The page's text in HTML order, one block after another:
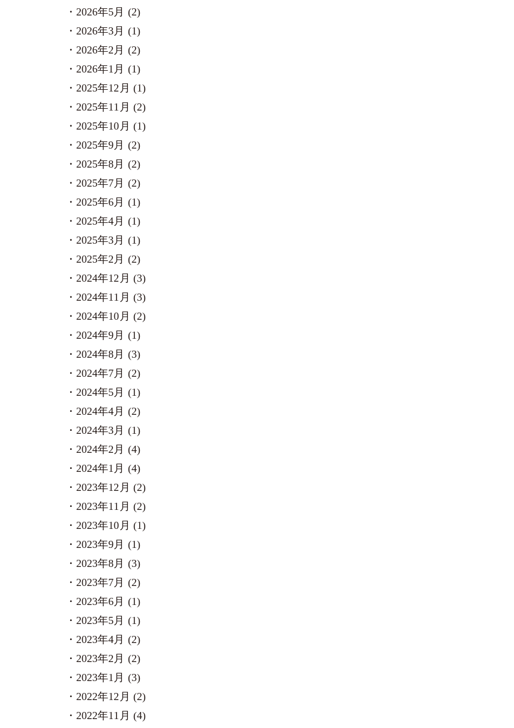
2026年5月 (2)
2026年3月 (1)
2026年2月 (2)
2026年1月 (1)
2025年12月 (1)
2025年11月 (2)
2025年10月 (1)
2025年9月 (2)
2025年8月 (2)
2025年7月 (2)
2025年6月 (1)
2025年4月 (1)
2025年3月 (1)
2025年2月 (2)
2024年12月 (3)
2024年11月 (3)
2024年10月 (2)
2024年9月 (1)
2024年8月 (3)
2024年7月 (2)
2024年5月 (1)
2024年4月 (2)
2024年3月 (1)
2024年2月 (4)
2024年1月 (4)
2023年12月 (2)
2023年11月 (2)
2023年10月 (1)
2023年9月 (1)
2023年8月 (3)
2023年7月 (2)
2023年6月 (1)
2023年5月 (1)
2023年4月 (2)
2023年2月 (2)
2023年1月 (3)
2022年12月 (2)
2022年11月 (4)